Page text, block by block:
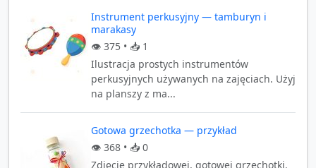
Instrument perkusyjny — tamburyn i
marakasy
👁️ 375 • 📥 1
Ilustracja prostych instrumentów
perkusyjnych używanych na zajęciach. Użyj
na planszy z ma...
Gotowa grzechotka — przykład
👁️ 368 • 📥 0
Zdjęcie przykładowej, gotowej grzechotki.